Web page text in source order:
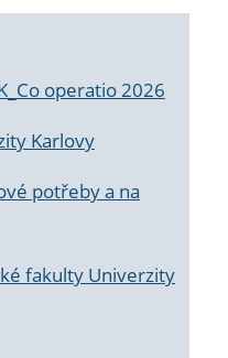
operatio 2026
Karlovy
potřeby a na
fakulty Univerzity